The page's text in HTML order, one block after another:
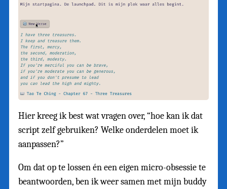
Hier kreeg ik best wat vragen over, “hoe kan ik dat
script zelf gebruiken? Welke onderdelen moet ik
aanpassen?”
Om dat op te lossen én een eigen micro-obsessie te
beantwoorden, ben ik weer samen met mijn buddy